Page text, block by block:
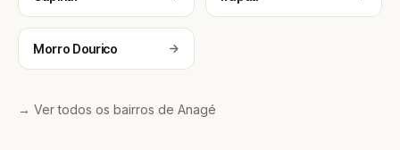
Morro Dourico
→ Ver todos os bairros de Anagé